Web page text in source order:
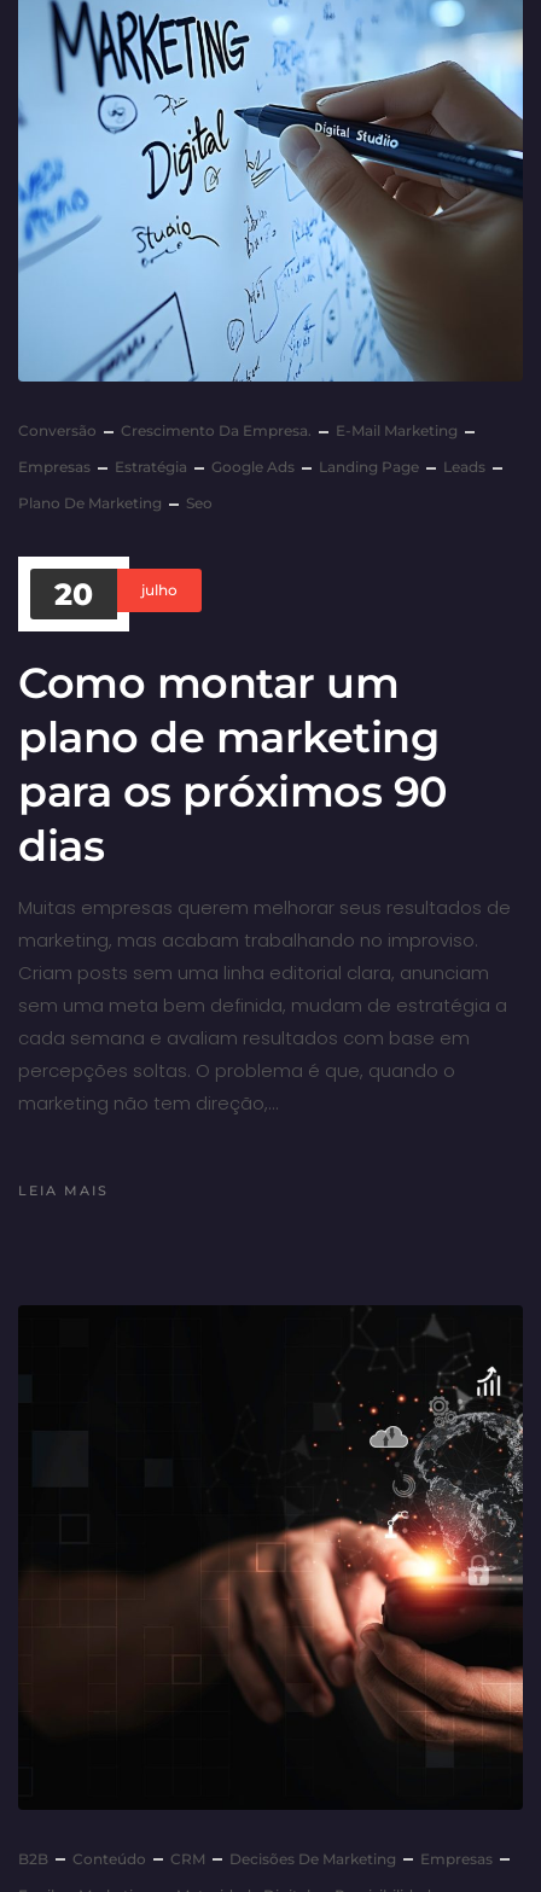
Conversão Crescimento Da Empresa.
E-Mail Marketing
Empresas
Estratégia Google Ads Landing Page
Leads
Plano De Marketing
Seo
20 julho
Como montar um
plano de marketing
para os próximos 90
dias
Muitas empresas querem melhorar seus resultados de
marketing, mas acabam trabalhando no improviso.
Criam posts sem uma linha editorial clara, anunciam
sem uma meta bem definida, mudam de estratégia a
cada semana e avaliam resultados com base em
percepções soltas. O problema é que, quando o
marketing não tem direção,…
LEIA MAIS
B2B Conteúdo CRM Decisões De Marketing
Empresas